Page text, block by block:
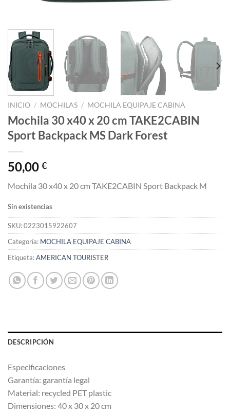
INICIO / MOCHILAS / MOCHILA EQUIPAJE CABINA
Mochila 30 x40 x 20 cm TAKE2CABIN
Sport Backpack MS Dark Forest
50,00 €
Mochila 30 x40 x 20 cm TAKE2CABIN Sport Backpack M
Sin existencias
SKU:0223015922607
Categoría: MOCHILA EQUIPAJE CABINA
Etiqueta:AMERICAN TOURISTER
DESCRIPCIÓN
Especificaciones
Garantía: garantía legal
Material: recycled PET plastic
Dimensiones: 40 x 30 x 20 cm